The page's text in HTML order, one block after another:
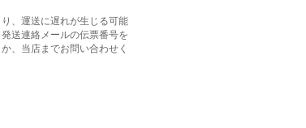
、運送に遅れが生じる可能
送連絡メールの伝票番号を
、当店までお問い合わせく